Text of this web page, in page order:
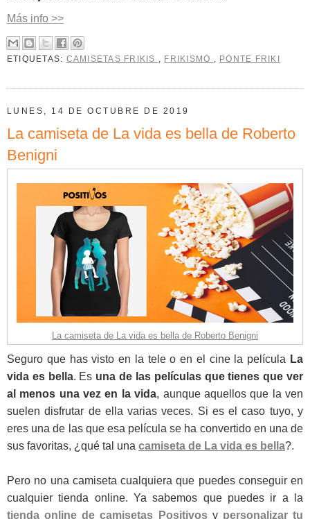
Más info >>
ETIQUETAS: CAMISETAS FRIKIS , FRIKISMO , PONTE FRIKI
LUNES, 14 DE OCTUBRE DE 2019
La camiseta de La vida es bella de Roberto
Benigni
La camiseta de La vida es bella de Roberto Benigni
Seguro que has visto en la tele o en el cine la película La
vida es bella. Es una de las películas que tienes que ver
al menos una vez en la vida, aunque aquellos que la ven
suelen disfrutar de ella varias veces. Si es el caso tuyo, y
eres una de las que esa película se ha convertido en una de
sus favoritas, ¿qué tal una camiseta de La vida es bella?.
Pero no una camiseta cualquiera que puedes conseguir en
cualquier tienda online. Ya sabemos que puedes ir a la
tienda online de camisetas Positivosy personalizar tu